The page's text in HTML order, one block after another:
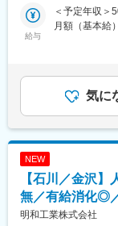
が目標の目安
へ反映。
ACNグルー
好立地・希少
今後3年間で
変更の範囲：
【現場所長の
客先対応、予
応、コストダ
■受注元：
公官庁：民間
直行直帰：Ｏ
内勤外勤の割
iPad/PC導入
施工現場に複
給与
＜予定年収＞
月額（基本給
万＋賞与年
与年156万〕
でも目安の金
す。月給(月額
気に
NEW
【石川／金沢
無／有給消化◎
明和工業株式会社